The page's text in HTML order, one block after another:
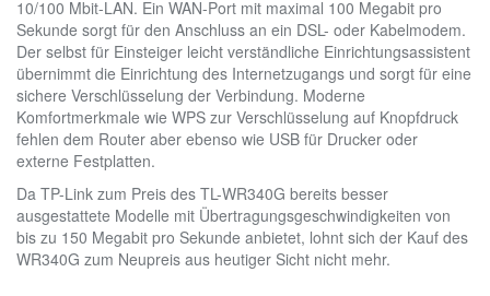
10/100 Mbit-LAN. Ein WAN-Port mit maximal 100 Megabit pro
Sekunde sorgt für den Anschluss an ein DSL- oder Kabelmodem.
Der selbst für Einsteiger leicht verständliche Einrichtungsassistent
übernimmt die Einrichtung des Internetzugangs und sorgt für eine
sichere Verschlüsselung der Verbindung. Moderne
Komfortmerkmale wie WPS zur Verschlüsselung auf Knopfdruck
fehlen dem Router aber ebenso wie USB für Drucker oder
externe Festplatten.
Da TP-Link zum Preis des TL-WR340G bereits besser
ausgestattete Modelle mit Übertragungsgeschwindigkeiten von
bis zu 150 Megabit pro Sekunde anbietet, lohnt sich der Kauf des
WR340G zum Neupreis aus heutiger Sicht nicht mehr.